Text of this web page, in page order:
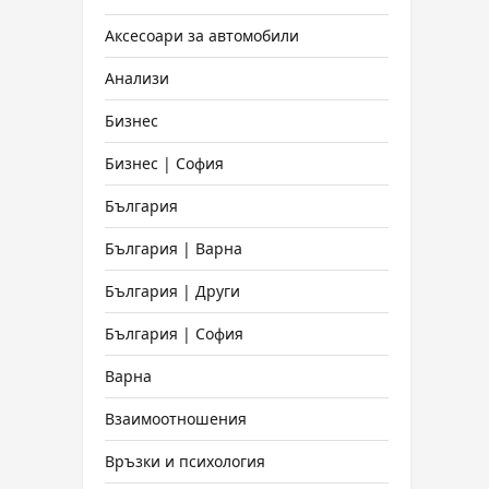
Аксесоари за автомобили
Анализи
Бизнес
Бизнес | София
България
България | Варна
България | Други
България | София
Варна
Взаимоотношения
Връзки и психология